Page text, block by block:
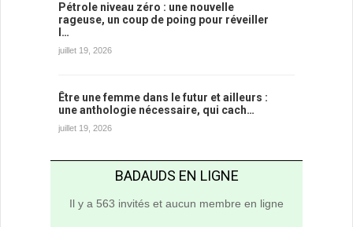
Pétrole niveau zéro : une nouvelle
rageuse, un coup de poing pour réveiller
l…
juillet 19, 2026
Être une femme dans le futur et ailleurs :
une anthologie nécessaire, qui cach…
juillet 19, 2026
BADAUDS EN LIGNE
Il y a 563 invités et aucun membre en ligne